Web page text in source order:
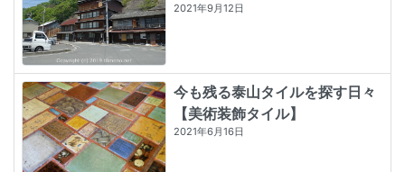
2021年9月12日
今も残る泰山タイルを探す日々
【美術装飾タイル】
2021年6月16日